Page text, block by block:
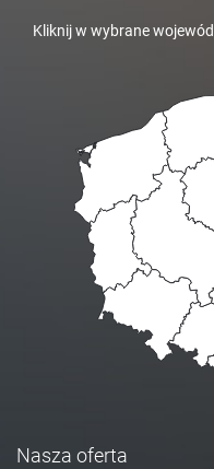
Kliknij w wybrane
Nasza oferta